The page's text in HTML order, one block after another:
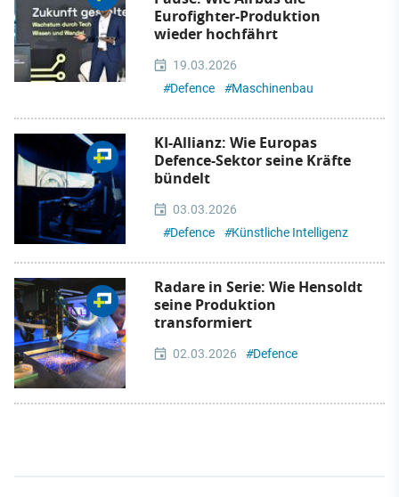
Eurofighter-Produktion
wieder hochfährt
19.03.2026
#Defence #Maschinenbau
KI-Allianz: Wie Europas
Defence-Sektor seine Kräfte
bündelt
03.03.2026
#Defence #Künstliche Intelligenz
Radare in Serie: Wie Hensoldt
seine Produktion
transformiert
02.03.2026 #Defence